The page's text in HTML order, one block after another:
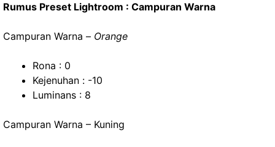
Rumus Preset Lightroom : Campuran Warna
Campuran Warna – Orange
Rona : 0
Kejenuhan : -10
Luminans : 8
Campuran Warna – Kuning